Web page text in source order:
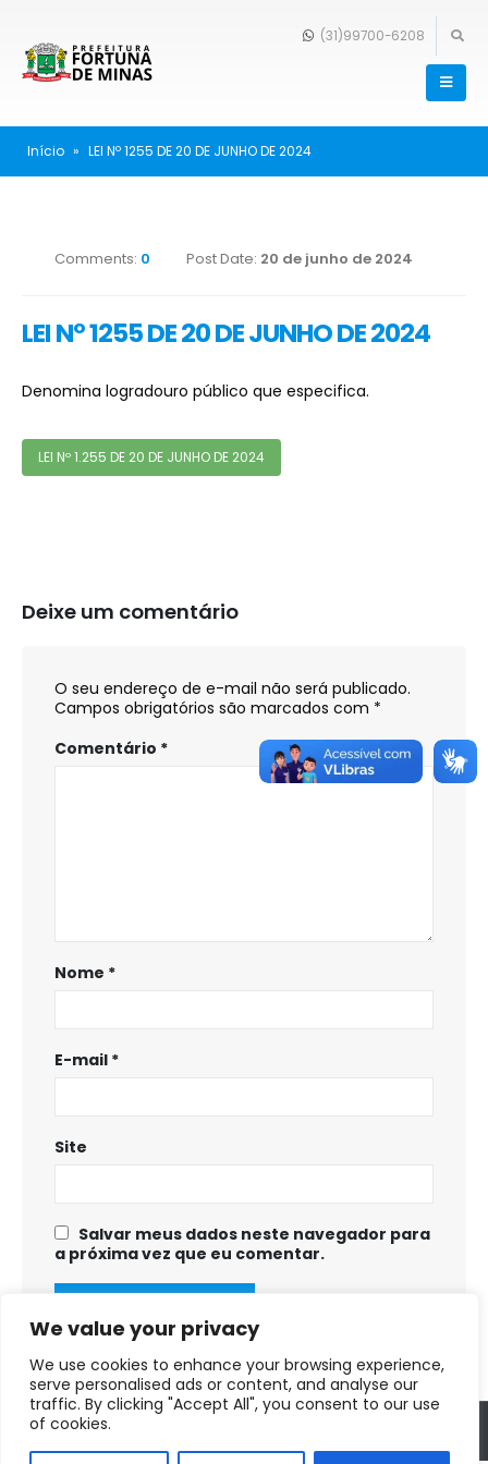
We value your privacy
We use cookies to enhance your browsing experience,
serve personalised ads or content, and analyse our
traffic. By clicking "Accept All", you consent to our use
of cookies.
(31)99700-6208
Início » LEI Nº 1255 DE 20 DE JUNHO DE 2024
Comments: 0 Post Date: 20 de junho de 2024
LEI Nº 1255 DE 20 DE JUNHO DE 2024
Denomina logradouro público que especifica.
LEI Nº 1.255 DE 20 DE JUNHO DE 2024
Deixe um comentário
O seu endereço de e-mail não será publicado.
Campos obrigatórios são marcados com *
Comentário *
Nome *
E-mail *
Site
Salvar meus dados neste navegador para
a próxima vez que eu comentar.
Copyright © 2025 - 2028. Prefeitura Municipal de Fortuna de Minas